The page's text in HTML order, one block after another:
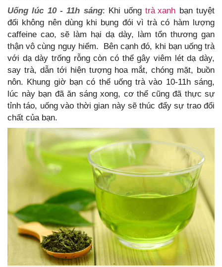
Uống lúc 10 - 11h sáng: Khi uốngtrà xanh bạn tuyệt
đối không nên dùng khi bụng đói vì trà có hàm lượng
caffeine cao, sẽ làm hại dạ dày, làm tổn thương gan
thận vô cùng nguy hiểm. Bên cạnh đó, khi bạn uống trà
với dạ dày trống rỗng còn có thể gây viêm lét dạ dày,
say trà, dẫn tới hiện tượng hoa mắt, chóng mặt, buồn
nôn. Khung giờ bạn có thể uống trà vào 10-11h sáng,
lúc này bạn đã ăn sáng xong, cơ thể cũng đã thực sự
tỉnh táo, uống vào thời gian này sẽ thúc đẩy sự trao đổi
chất của bạn.